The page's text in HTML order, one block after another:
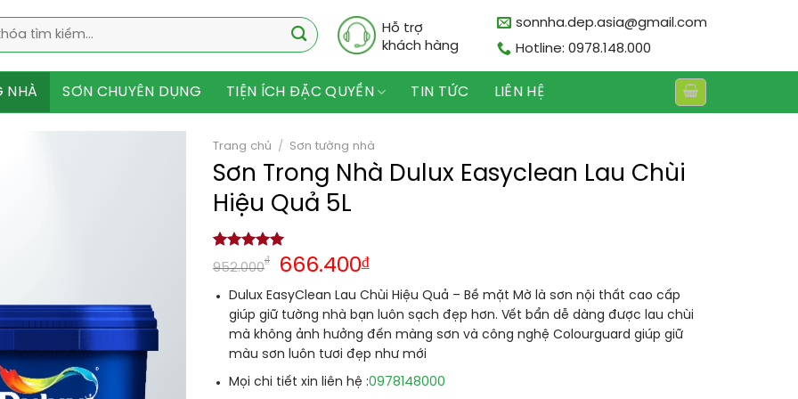
Hỗ trợ
khách hàng
sonnha.dep.asia@gmail.com
Hotline: 0978.148.000
NHÀ SƠN CHUYÊN DỤNG TIỆN ÍCH ĐẶC QUYỀN TIN TỨC LIÊN HỆ
Trang chủ / Sơn tường nhà
Sơn Trong Nhà Dulux Easyclean Lau Chùi
Hiệu Quả 5L
5.00 trên 5
dựa trên
1
đánh giá
952.000
₫ 666.400₫
Dulux EasyClean Lau Chùi Hiệu Quả – Bề mặt Mờ là sơn nội thất cao cấp
giúp giữ tường nhà bạn luôn sạch đẹp hơn. Vết bẩn dễ dàng được lau chùi
mà không ảnh hưởng đến màng sơn và công nghệ Colourguard giúp giữ
màu sơn luôn tươi đẹp như mới
Mọi chi tiết xin liên hệ :0978148000